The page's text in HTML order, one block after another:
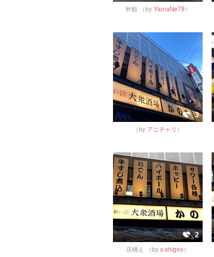
外観 （by YamaNe79）
3
（by アニチャリ ）
2
店構え （by s-shigeo）